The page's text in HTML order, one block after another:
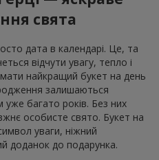
свята
дата в календарі. Це, та
відчути увагу, тепло і
найкращий букет на день
залишаються
багато років. Без них
особисте свято. Букет на
уваги, ніжний
доданок до подарунка.